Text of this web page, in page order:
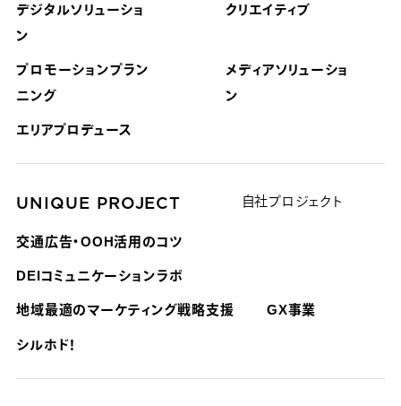
デジタルソリューショ
ン
クリエイティブ
プロモーションプラン
ニング
メディアソリューショ
ン
エリアプロデュース
UNIQUE PROJECT 自社プロジェクト
交通広告・OOH活用のコツ
DEIコミュニケーションラボ
地域最適のマーケティング戦略支援 GX事業
シルホド！